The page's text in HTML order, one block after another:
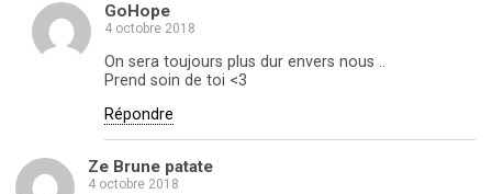
GoHope
4 octobre 2018
On sera toujours plus dur envers nous ..
Prend soin de toi <3
Répondre
Ze Brune patate
4 octobre 2018